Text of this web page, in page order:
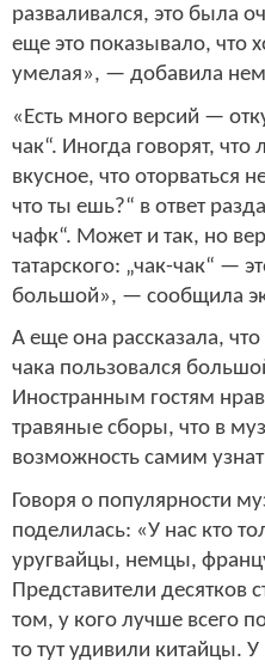
разваливался, это была
еще это показывало, что
умелая», — добавила
«Есть много версий —
чак“. Иногда говорят, что
вкусное, что оторваться
что ты ешь?“ в ответ
чафк“. Может и так, но
татарского: „чак-чак“ —
большой», — сообщила
А еще она рассказала,
чака пользовался
Иностранным гостям
травяные сборы, что в
возможность самим
Говоря о популярности
поделилась: «У нас кто
уругвайцы, немцы,
Представители десятков
том, у кого лучше всего
то тут удивили китайцы. У